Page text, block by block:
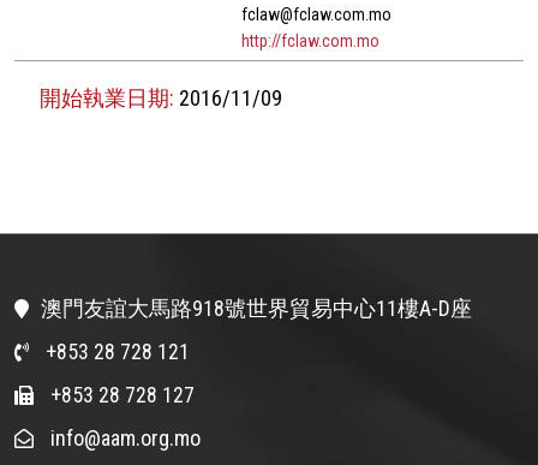
fclaw@fclaw.com.mo
http://fclaw.com.mo
開始執業日期: 2016/11/09
澳門友誼大馬路918號世界貿易中心11樓A-D座
+853 28 728 121
+853 28 728 127
info@aam.org.mo